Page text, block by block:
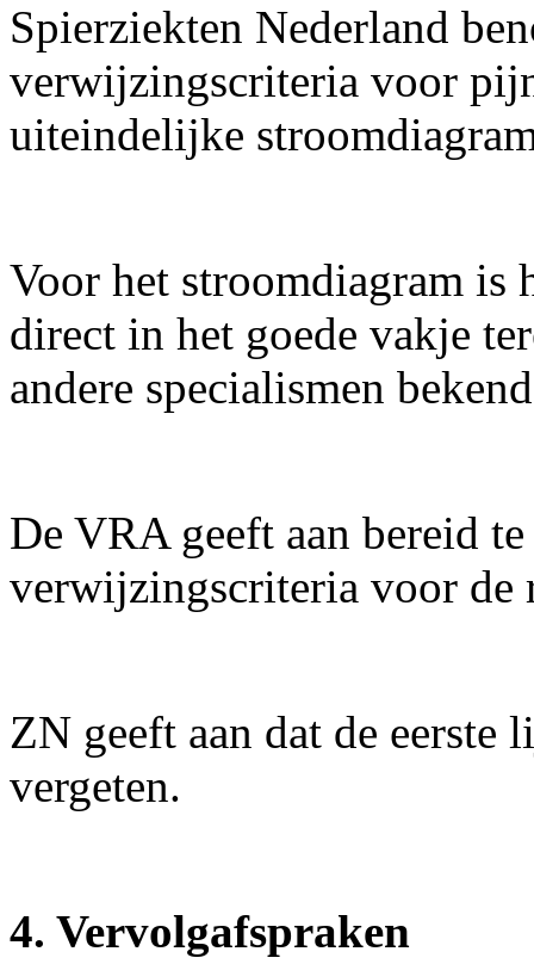
Spierziekten Nederland
verwijzingscriteria voor
uiteindelijke
Voor het stroomdiagram is
direct in het goede vakje
andere specialismen
De VRA geeft aan bereid
verwijzingscriteria voor de
ZN geeft aan dat de
vergeten.
4. Vervolgafspraken